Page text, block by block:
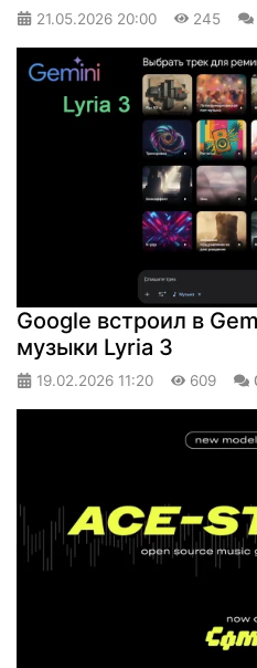
21.05.2026 20:00 245
Google встроил в
музыки Lyria 3
19.02.2026 11:20 609